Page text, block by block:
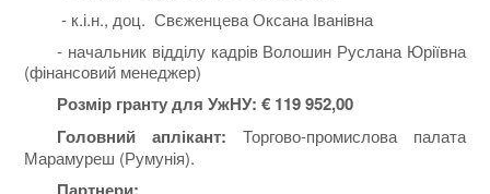
- к.і.н., доц. Свєженцева Оксана Іванівна
- начальник відділу кадрів Волошин Руслана Юріївна
(фінансовий менеджер)
Розмір гранту для УжНУ: € 119 952,00
Головний аплікант: Торгово-промислова палата
Марамуреш (Румунія).